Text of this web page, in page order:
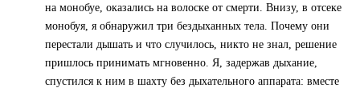
на монобуе, оказались на волоске от смерти. Внизу, в отсеке
монобуя, я обнаружил три бездыханных тела. Почему они
перестали дышать и что случилось, никто не знал, решение
пришлось принимать мгновенно. Я, задержав дыхание,
спустился к ним в шахту без дыхательного аппарата: вместе